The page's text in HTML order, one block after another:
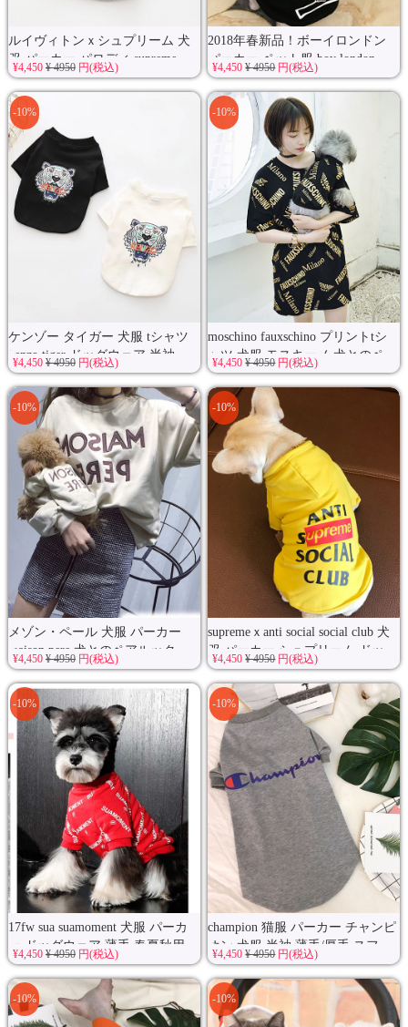
ルイヴィトンｘシュプリーム 犬
服 パーカー パロディ supreme...
¥4,450 ¥ 4950円(税込)
2018年春新品！ボーイロンドン
パーカー ペット服 boy london
犬...
¥4,450¥ 4950円(税込)
ケンゾー タイガー 犬服 tシャツ
kenzo tiger ドッグウェア 半袖...
-10%
¥4,450 ¥ 4950円(税込)
moschino fauxschino プリントtシ
ャツ 犬服 モスキーノ 犬とのペ
ア...
-10%
¥4,450¥ 4950円(税込)
メゾン・ペール 犬服 パーカー
maison pere 犬とのペアルック
可...
-10%
¥4,450 ¥ 4950円(税込)
supremeｘanti social social club 犬
服 パーカー シュプリーム ドッ
グ...
-10%
¥4,450¥ 4950円(税込)
17fw sua suamoment 犬服 パーカ
ー ドッグウェア 薄手 春夏秋用
シ...
-10%
¥4,450 ¥ 4950円(税込)
champion 猫服 パーカー チャンピ
オン 犬服 半袖 薄手/厚手 スフ...
-10%
¥4,450¥ 4950円(税込)
-10% -10%